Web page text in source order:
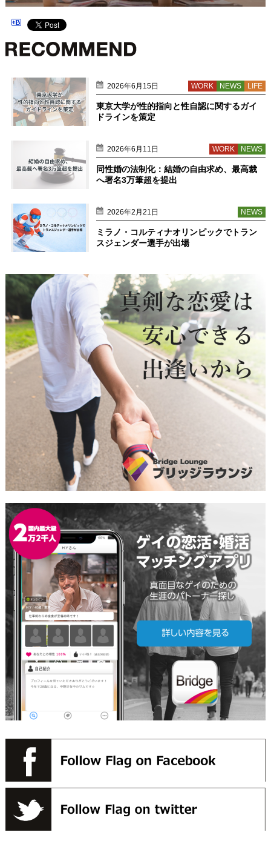
2026年6月15日 LIFE
NEWS
WORK
東京大学が性的指向と性自認に関するガイ
ドラインを策定
2026年6月11日 NEWS
WORK
同性婚の法制化：結婚の自由求め、最高裁
へ署名3万筆超を提出
2026年2月21日 NEWS
ミラノ・コルティナオリンピックでトラン
スジェンダー選手が出場